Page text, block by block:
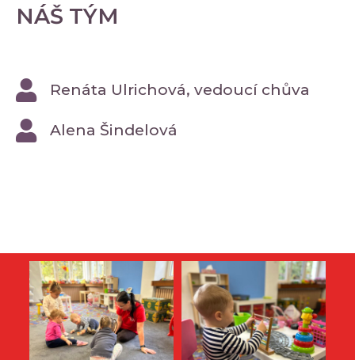
NÁŠ TÝM
Renáta Ulrichová, vedoucí chůva
Alena Šindelová